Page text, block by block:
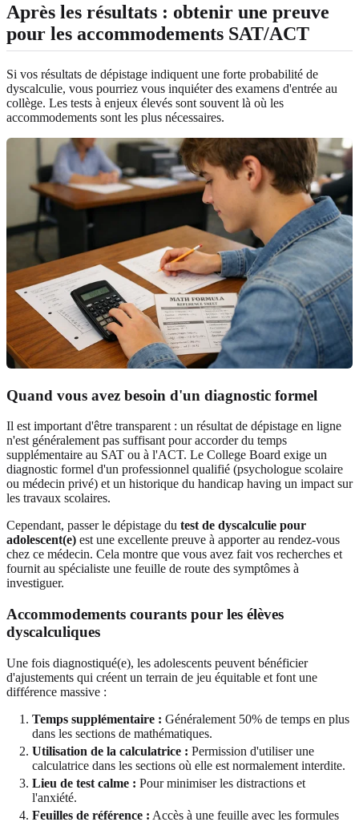
Après les résultats : obtenir une preuve
pour les accommodements SAT/ACT
Si vos résultats de dépistage indiquent une forte probabilité de
dyscalculie, vous pourriez vous inquiéter des examens d'entrée au
collège. Les tests à enjeux élevés sont souvent là où les
accommodements sont les plus nécessaires.
Quand vous avez besoin d'un diagnostic formel
Il est important d'être transparent : un résultat de dépistage en ligne
n'est généralement pas suffisant pour accorder du temps
supplémentaire au SAT ou à l'ACT. Le College Board exige un
diagnostic formel d'un professionnel qualifié (psychologue scolaire
ou médecin privé) et un historique du handicap having un impact sur
les travaux scolaires.
Cependant, passer le dépistage du test de dyscalculie pour
adolescent(e) est une excellente preuve à apporter au rendez-vous
chez ce médecin. Cela montre que vous avez fait vos recherches et
fournit au spécialiste une feuille de route des symptômes à
investiguer.
Accommodements courants pour les élèves
dyscalculiques
Une fois diagnostiqué(e), les adolescents peuvent bénéficier
d'ajustements qui créent un terrain de jeu équitable et font une
différence massive :
Temps supplémentaire : Généralement 50% de temps en plus
dans les sections de mathématiques.
Utilisation de la calculatrice : Permission d'utiliser une
calculatrice dans les sections où elle est normalement interdite.
Lieu de test calme : Pour minimiser les distractions et
l'anxiété.
Feuilles de référence : Accès à une feuille avec les formules